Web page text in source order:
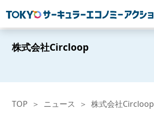
株式会社Circloop
TOP ニュース 株式会社Circloop